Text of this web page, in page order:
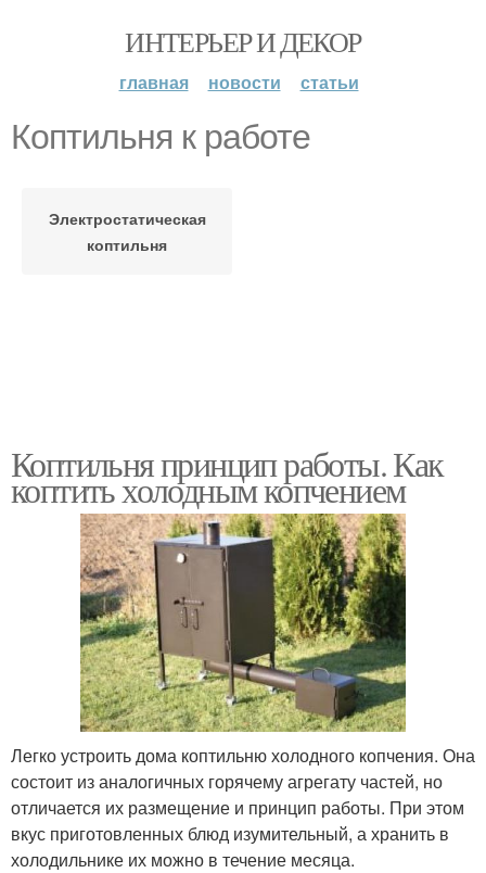
ИНТЕРЬЕР И ДЕКОР
главная новости статьи
Коптильня к работе
Электростатическая
коптильня
Коптильня принцип работы. Как
коптить холодным копчением
Легко устроить дома коптильню холодного копчения. Она
состоит из аналогичных горячему агрегату частей, но
отличается их размещение и принцип работы. При этом
вкус приготовленных блюд изумительный, а хранить в
холодильнике их можно в течение месяца.